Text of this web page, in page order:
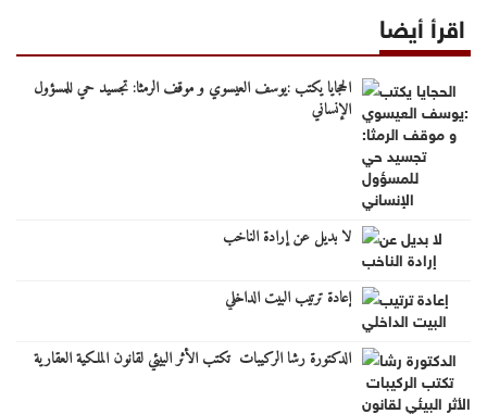
اقرأ أيضا
الحجايا يكتب :يوسف العيسوي و موقف الرمثا: تجسيد حي للمسؤول
الإنساني
لا بديل عن إرادة الناخب
‏إعادة ترتيب البيت الداخلي
الدكتورة رشا الركيبات ‏‎ ‎تكتب الأثر البيئي لقانون الملكية العقارية